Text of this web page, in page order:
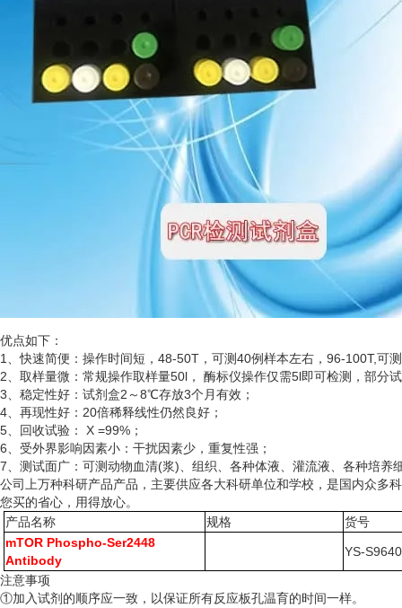
优点如下：
1、快速简便：操作时间短，48-50T，可测40例样本左右，96-100T,可
2、取样量微：常规操作取样量50l， 酶标仪操作仅需5l即可检测，部分
3、稳定性好：试剂盒2～8℃存放3个月有效；
4、再现性好：20倍稀释线性仍然良好；
5、回收试验： X =99%；
6、受外界影响因素小：干扰因素少，重复性强；
7、测试面广：可测动物血清(浆)、组织、各种体液、灌流液、各种培
公司上万种科研产品产品，主要供应各大科研单位和学校，是国内众多
您买的省心，用得放心。
产品名称
规格
货号
mTOR Phospho-Ser2448
Antibody
YS-
注意事项
①加入试剂的顺序应一致，以保证所有反应板孔温育的时间一样。